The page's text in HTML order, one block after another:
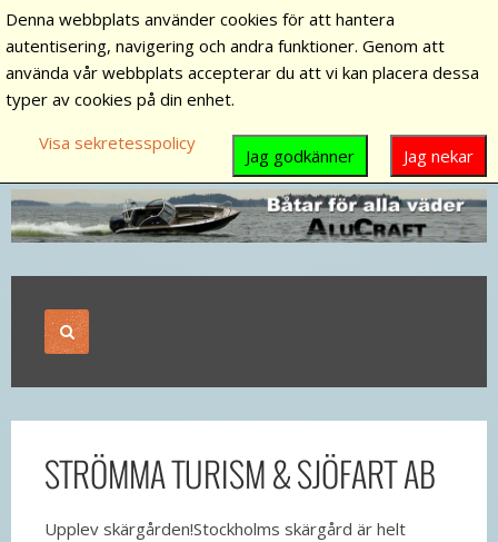
STRÖMMA TURISM & SJÖFART AB
Upplev skärgården!Stockholms skärgård är helt
Denna webbplats använder cookies för att hantera
autentisering, navigering och andra funktioner. Genom att
använda vår webbplats accepterar du att vi kan placera dessa
typer av cookies på din enhet.
Visa sekretesspolicy
Jag nekar
Jag godkänner